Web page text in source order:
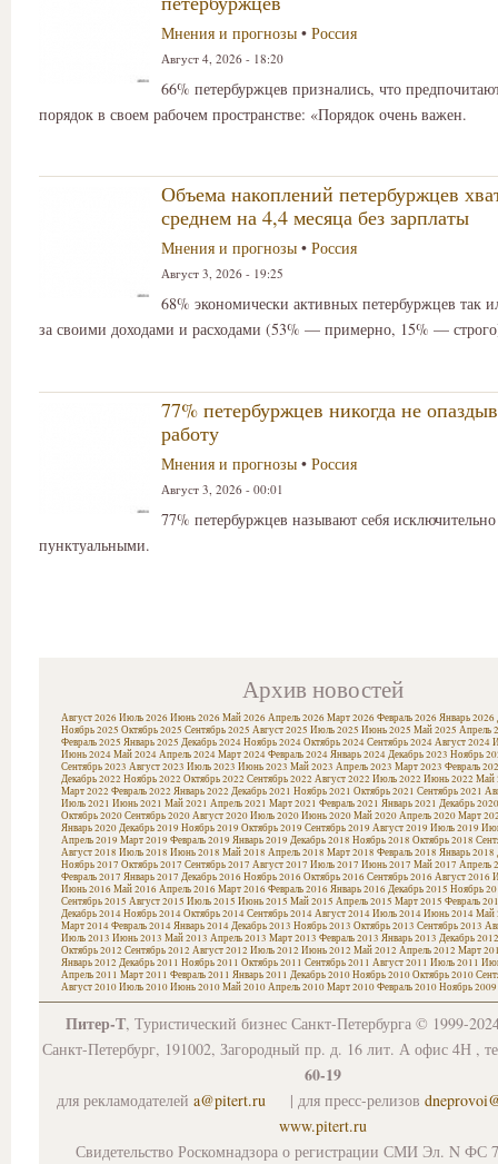
Мнения и прогнозы • Россия
Август 4, 2026 - 18:20
66% петербуржцев признались, что
порядок в своем рабочем пространстве: «Порядок очень важен.
Объема накоплений петербуржцев
среднем на 4,4 месяца без зарплаты
Мнения и прогнозы • Россия
Август 3, 2026 - 19:25
68% экономически активных петербуржцев так
за своими доходами и расходами (53% — примерно, 15% —
77% петербуржцев никогда не
работу
Мнения и прогнозы • Россия
Август 3, 2026 - 00:01
77% петербуржцев называют себя исключительно
пунктуальными.
Архив новостей
Август 2026 Июль 2026 Июнь 2026 Май 2026 Апрель 2026 Март 2026 Февраль 2026 Январь 2026
Ноябрь 2025 Октябрь 2025 Сентябрь 2025 Август 2025 Июль 2025 Июнь 2025 Май 2025 Апрель
Февраль 2025 Январь 2025 Декабрь 2024Ноябрь 2024Октябрь 2024Сентябрь 2024Август 2024
Июнь 2024Май 2024Апрель 2024Март 2024Февраль 2024Январь 2024Декабрь 2023 Ноябрь
Сентябрь 2023 Август 2023 Июль 2023 Июнь 2023 Май 2023 Апрель 2023 Март 2023 Февраль
Декабрь 2022 Ноябрь 2022 Октябрь 2022 Сентябрь 2022 Август 2022 Июль 2022 Июнь 2022 Май
Март 2022 Февраль 2022 Январь 2022 Декабрь 2021 Ноябрь 2021 Октябрь 2021 Сентябрь 2021
Июль 2021 Июнь 2021 Май 2021 Апрель 2021 Март 2021 Февраль 2021 Январь 2021 Декабрь 2020
Октябрь 2020Сентябрь 2020Август 2020Июль 2020Июнь 2020Май 2020Апрель 2020Март
Январь 2020Декабрь 2019 Ноябрь 2019 Октябрь 2019 Сентябрь 2019 Август 2019 Июль 2019
Апрель 2019 Март 2019 Февраль 2019 Январь 2019 Декабрь 2018 Ноябрь 2018 Октябрь 2018
Август 2018 Июль 2018 Июнь 2018 Май 2018 Апрель 2018 Март 2018 Февраль 2018 Январь 2018
Ноябрь 2017 Октябрь 2017 Сентябрь 2017 Август 2017 Июль 2017 Июнь 2017 Май 2017 Апрель
Февраль 2017 Январь 2017 Декабрь 2016 Ноябрь 2016 Октябрь 2016 Сентябрь 2016 Август 2016
Июнь 2016 Май 2016 Апрель 2016 Март 2016 Февраль 2016 Январь 2016 Декабрь 2015 Ноябрь
Сентябрь 2015 Август 2015 Июль 2015 Июнь 2015 Май 2015 Апрель 2015 Март 2015 Февраль
Декабрь 2014Ноябрь 2014Октябрь 2014Сентябрь 2014Август 2014Июль 2014Июнь 2014Май
Март 2014Февраль 2014Январь 2014Декабрь 2013 Ноябрь 2013 Октябрь 2013 Сентябрь 2013
Июль 2013 Июнь 2013 Май 2013 Апрель 2013 Март 2013 Февраль 2013 Январь 2013 Декабрь 2012
Октябрь 2012 Сентябрь 2012 Август 2012 Июль 2012 Июнь 2012 Май 2012 Апрель 2012 Март
Январь 2012 Декабрь 2011 Ноябрь 2011 Октябрь 2011 Сентябрь 2011 Август 2011 Июль 2011
Апрель 2011 Март 2011 Февраль 2011 Январь 2011 Декабрь 2010Ноябрь 2010Октябрь 2010
Август 2010Июль 2010Июнь 2010Май 2010Апрель 2010Март 2010Февраль 2010Ноябрь 2009
Питер-Т, Туристический бизнес Санкт-Петербурга © 1999-
Санкт-Петербург, 191002, Загородный пр. д. 16 лит. А офис 4Н ,
60-19
для рекламодателей a@pitert.ru | для пресс-релизов
www.pitert.ru
Свидетельство Роскомнадзора о регистрации СМИ Эл. N ФС